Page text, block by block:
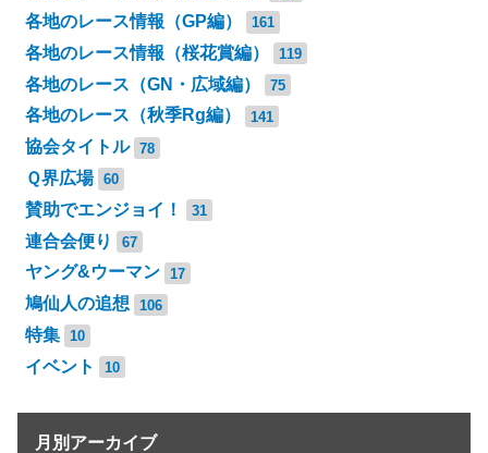
各地のレース情報（GP編） 161
各地のレース情報（桜花賞編） 119
各地のレース（GN・広域編） 75
各地のレース（秋季Rg編） 141
協会タイトル 78
Ｑ界広場 60
賛助でエンジョイ！ 31
連合会便り 67
ヤング&ウーマン 17
鳩仙人の追想 106
特集 10
イベント 10
月別アーカイブ